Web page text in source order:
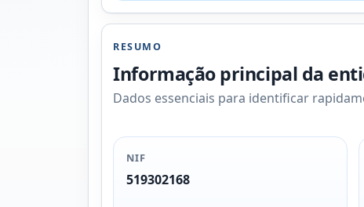
RESUMO
Informação principal da
Dados essenciais para identificar
NIF
519302168